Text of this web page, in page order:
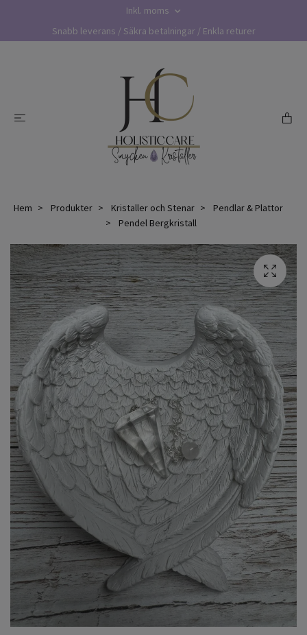
Inkl. moms
Snabb leverans / Säkra betalningar / Enkla returer
Hem Produkter Kristaller och Stenar
Pendlar & Plattor
Pendel Bergkristall